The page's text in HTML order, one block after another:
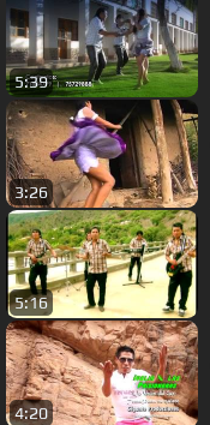
5:39
3:26
5:16
4:20